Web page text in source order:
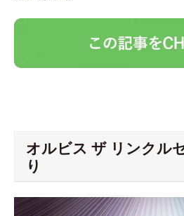
オルビス ザ リンクル
り